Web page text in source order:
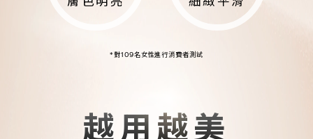
44
80
8
8
7
6
3
2
1
*對109名女性進行消費者測試
越用越美